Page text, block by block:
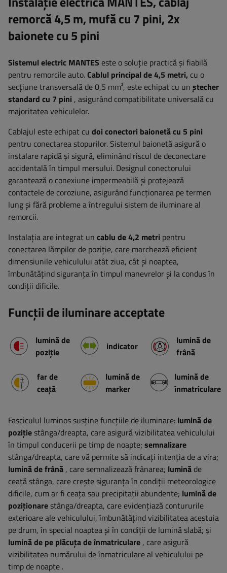
remorcă 4,5 m, mufă cu 7 pini, 2x
baionete cu 5 pini
Sistemul electric MANTES este o soluție practică și fiabilă
pentru remorcile auto.Cablul principal de 4,5 metri, cu o
secțiune transversală de 0,5 mm², este echipat cu un ștecher
standard cu 7 pini , asigurând compatibilitate universală cu
majoritatea vehiculelor.
Cablajul este echipat cu doi conectori baionetă cu 5 pini
pentru conectarea stopurilor. Sistemul baionetă asigură o
instalare rapidă și sigură, eliminând riscul de deconectare
accidentală în timpul mersului. Designul conectorului
garantează o conexiune impermeabilă și protejează
contactele de coroziune, asigurând funcționarea pe termen
lung și fără probleme a întregului sistem de iluminare al
remorcii.
Instalația are integrat un cablu de 4,2 metri pentru
conectarea lămpilor de poziție, care marchează eficient
dimensiunile vehiculului atât ziua, cât și noaptea,
îmbunătățind siguranța în timpul manevrelor și la condus în
condiții dificile.
Funcții de iluminare acceptate
lumină de
poziție
indicator
lumină de
frână
far de
ceață
lumină de
marker
lumină de
înmatriculare
Fasciculul luminos susține funcțiile de iluminare: lumină de
pozițiestânga/dreapta, care asigură vizibilitatea vehiculului
în timpul conducerii pe timp de noapte; semnalizare
stânga/dreapta, care vă permite să indicați intenția de a vira;
lumină de frână , care semnalizează frânarea; lumină de
ceață stânga, care crește siguranța în condiții meteorologice
dificile, cum ar fi ceața sau precipitații abundente; lumină de
poziționarestânga/dreapta, care evidențiază contururile
exterioare ale vehiculului, îmbunătățind vizibilitatea acestuia
pe drum, în special noaptea și în condiții de lumină slabă; și
lumină de pe plăcuța de înmatriculare , care asigură
vizibilitatea numărului de înmatriculare al vehiculului pe
timp de noapte .